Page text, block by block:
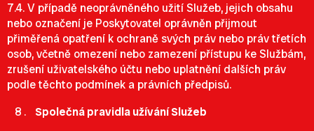
7.4. V případě neoprávněného užití Služeb, jejich obsahu
nebo označení je Poskytovatel oprávněn přijmout
přiměřená opatření k ochraně svých práv nebo práv třetích
osob, včetně omezení nebo zamezení přístupu ke Službám,
zrušení uživatelského účtu nebo uplatnění dalších práv
podle těchto podmínek a právních předpisů.
Společná pravidla užívání Služeb